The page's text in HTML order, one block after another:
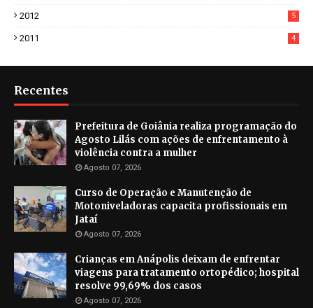
2012 5
2011 4
Recentes
Prefeitura de Goiânia realiza programação do
Agosto Lilás com ações de enfrentamento à
violência contra a mulher
Agosto 07, 2026
Curso de Operação e Manutenção de
Motoniveladoras capacita profissionais em
Jataí
Agosto 07, 2026
Crianças em Anápolis deixam de enfrentar
viagens para tratamento ortopédico; hospital
resolve 99,69% dos casos
Agosto 07, 2026